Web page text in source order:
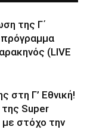
της Γ΄
πρόγραμμα
(LIVE
στη Γ’ Εθνική!
Super
με στόχο την